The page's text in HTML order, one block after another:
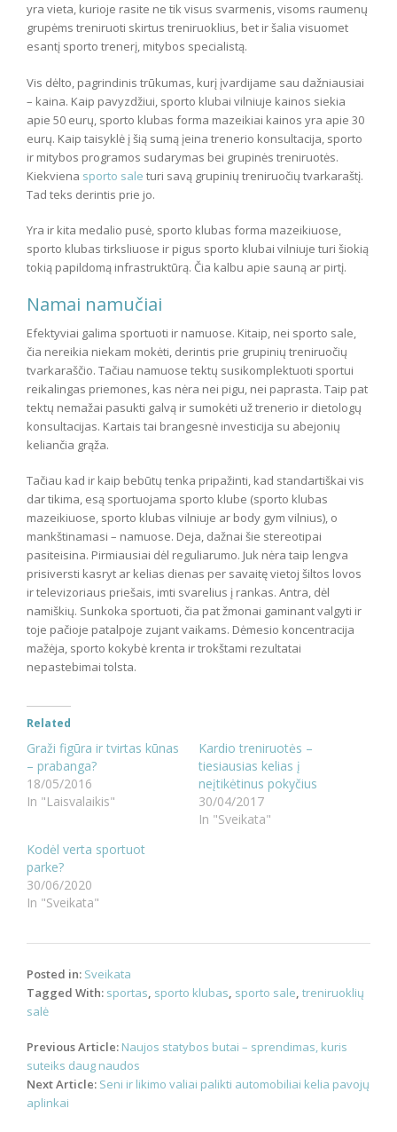
yra vieta, kurioje rasite ne tik visus svarmenis, visoms raumenų
grupėms treniruoti skirtus treniruoklius, bet ir šalia visuomet
esantį sporto trenerį, mitybos specialistą.
Vis dėlto, pagrindinis trūkumas, kurį įvardijame sau dažniausiai
– kaina. Kaip pavyzdžiui, sporto klubai vilniuje kainos siekia
apie 50 eurų, sporto klubas forma mazeikiai kainos yra apie 30
eurų. Kaip taisyklė į šią sumą įeina trenerio konsultacija, sporto
ir mitybos programos sudarymas bei grupinės treniruotės.
Kiekviena sporto sale turi savą grupinių treniruočių tvarkaraštį.
Tad teks derintis prie jo.
Yra ir kita medalio pusė, sporto klubas forma mazeikiuose,
sporto klubas tirksliuose ir pigus sporto klubai vilniuje turi šiokią
tokią papildomą infrastruktūrą. Čia kalbu apie sauną ar pirtį.
Namai namučiai
Efektyviai galima sportuoti ir namuose. Kitaip, nei sporto sale,
čia nereikia niekam mokėti, derintis prie grupinių treniruočių
tvarkaraščio. Tačiau namuose tektų susikomplektuoti sportui
reikalingas priemones, kas nėra nei pigu, nei paprasta. Taip pat
tektų nemažai pasukti galvą ir sumokėti už trenerio ir dietologų
konsultacijas. Kartais tai brangesnė investicija su abejonių
keliančia grąža.
Tačiau kad ir kaip bebūtų tenka pripažinti, kad standartiškai vis
dar tikima, esą sportuojama sporto klube (sporto klubas
mazeikiuose, sporto klubas vilniuje ar body gym vilnius), o
mankštinamasi – namuose. Deja, dažnai šie stereotipai
pasiteisina. Pirmiausiai dėl reguliarumo. Juk nėra taip lengva
prisiversti kasryt ar kelias dienas per savaitę vietoj šiltos lovos
ir televizoriaus priešais, imti svarelius į rankas. Antra, dėl
namiškių. Sunkoka sportuoti, čia pat žmonai gaminant valgyti ir
toje pačioje patalpoje zujant vaikams. Dėmesio koncentracija
mažėja, sporto kokybė krenta ir trokštami rezultatai
nepastebimai tolsta.
Related
Graži figūra ir tvirtas kūnas
– prabanga?
18/05/2016
In "Laisvalaikis"
Kardio treniruotės –
tiesiausias kelias į
neįtikėtinus pokyčius
30/04/2017
In "Sveikata"
Kodėl verta sportuot
parke?
30/06/2020
In "Sveikata"
Posted in: Sveikata
Tagged With: sportas, sporto klubas, sporto sale, treniruoklių
salė
Post
navigation
Previous Article: Naujos statybos butai – sprendimas, kuris
suteiks daug naudos
Next Article: Seni ir likimo valiai palikti automobiliai kelia pavojų
aplinkai